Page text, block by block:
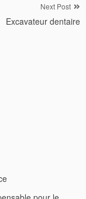
Next Post
Excavateur dentaire